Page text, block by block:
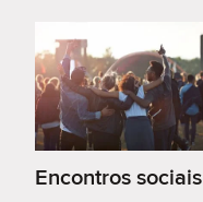
Encontros sociais